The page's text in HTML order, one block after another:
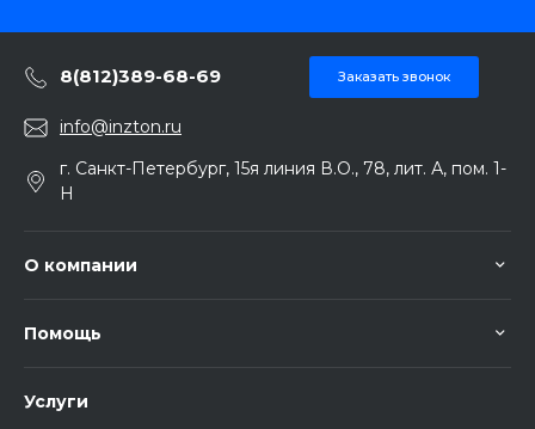
8(812)389-68-69 Заказать звонок
info@inzton.ru
г. Санкт-Петербург, 15я линия В.О., 78, лит. А, пом. 1-
Н
О компании
Помощь
Услуги